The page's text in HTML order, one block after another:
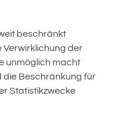
beschränkt
Verwirklichung der
unmöglich macht
Beschränkung für
Statistikzwecke